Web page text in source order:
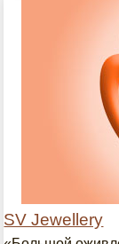
SV Jewellery